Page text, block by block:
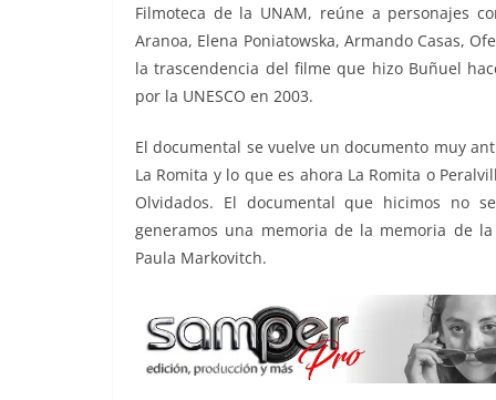
Filmoteca de la UNAM, reúne a personajes
Aranoa, Elena Poniatowska, Armando Casas,
la trascendencia del filme que hizo Buñuel
por la UNESCO en 2003.
El documental se vuelve un documento muy
La Romita y lo que es ahora La Romita o
Olvidados. El documental que hicimos no
generamos una memoria de la memoria de
Paula Markovitch.